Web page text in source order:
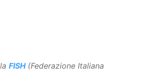
FISH (Federazione Italiana